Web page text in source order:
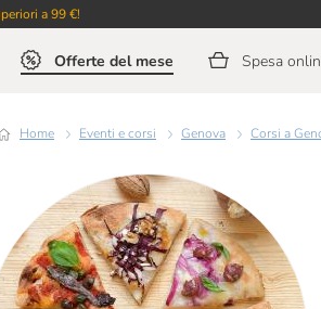
a 99 €!
Offerte del mese Spesa
Home Eventi e corsi Genova Corsi a